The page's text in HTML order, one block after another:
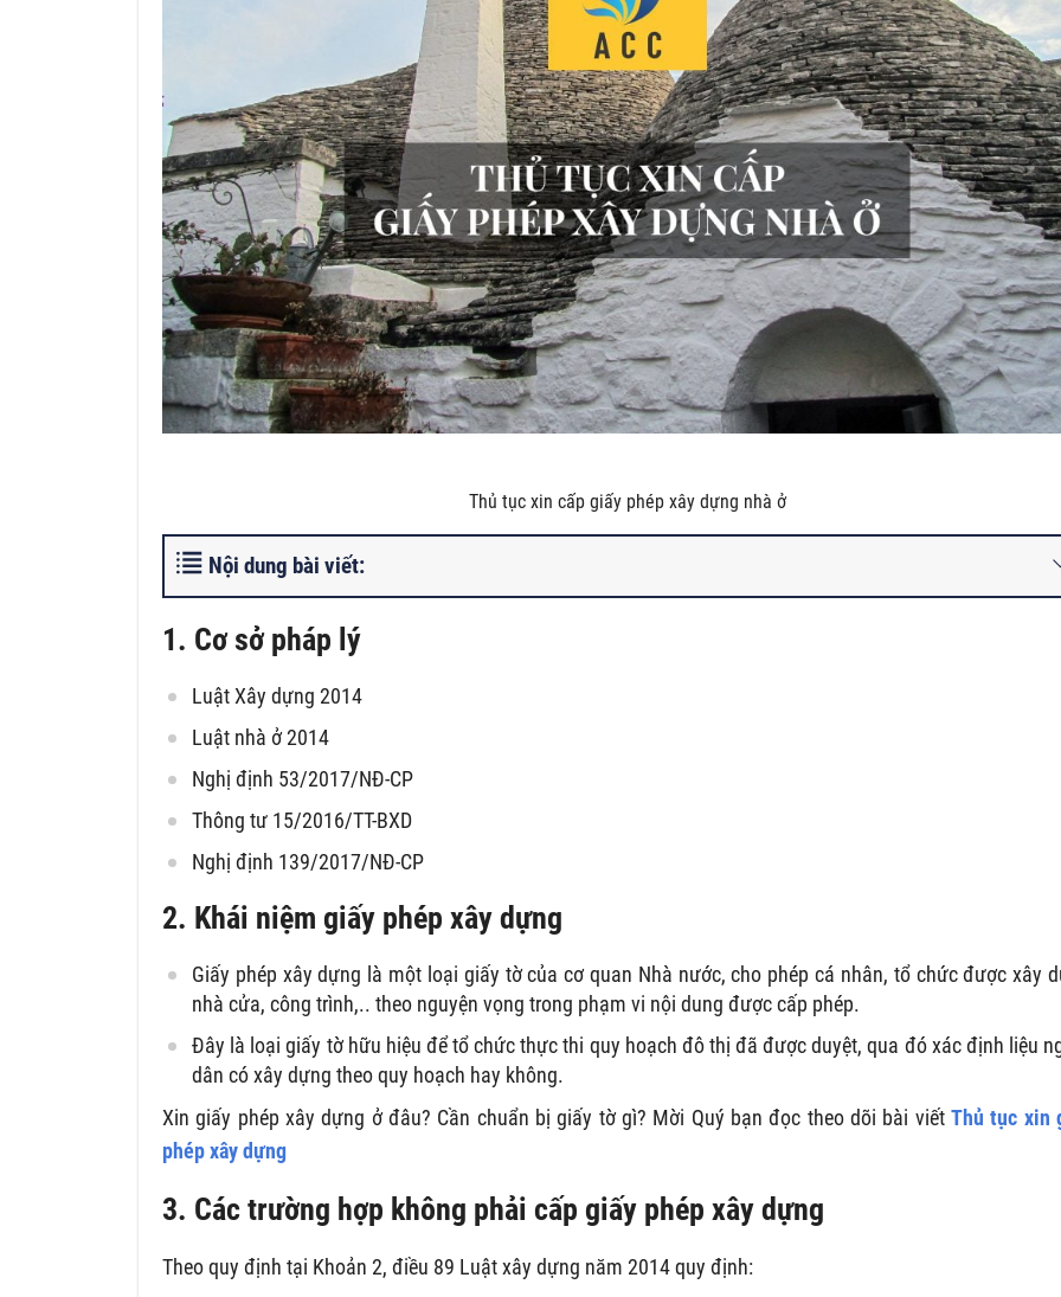
Thủ tục xin cấp giấy phép xây dựng nhà ở
Nội dung bài viết:
1. Cơ sở pháp lý
Luật Xây dựng 2014
Luật nhà ở 2014
Nghị định 53/2017/NĐ-CP
Thông tư 15/2016/TT-BXD
Nghị định 139/2017/NĐ-CP
2. Khái niệm giấy phép xây dựng
Giấy phép xây dựng là một loại giấy tờ của cơ quan Nhà nước, cho phép cá nhân, tổ chức được xây
nhà cửa, công trình,.. theo nguyện vọng trong phạm vi nội dung được cấp phép.
Đây là loại giấy tờ hữu hiệu để tổ chức thực thi quy hoạch đô thị đã được duyệt, qua đó xác định liệu
dân có xây dựng theo quy hoạch hay không.
Xin giấy phép xây dựng ở đâu? Cần chuẩn bị giấy tờ gì? Mời Quý bạn đọc theo dõi bài viết Thủ tục xin
phép xây dựng
3. Các trường hợp không phải cấp giấy phép xây dựng
Theo quy định tại Khoản 2, điều 89 Luật xây dựng năm 2014 quy định: